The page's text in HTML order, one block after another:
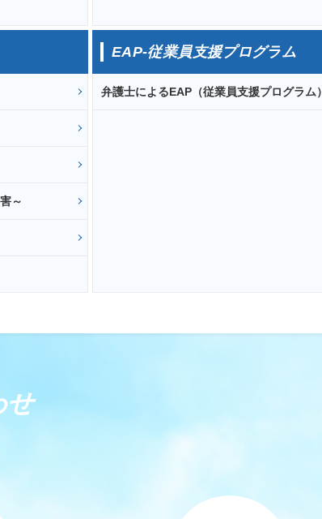
～
EAP-従業員支援プログラム
弁護士によるEAP（従業員支援プログラム）
せ